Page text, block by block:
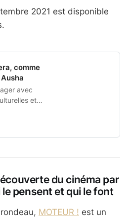
2021 est disponible
comme
avec
et
qui ont
du cinéma par
pensent et qui le font
MOTEUR ! est un